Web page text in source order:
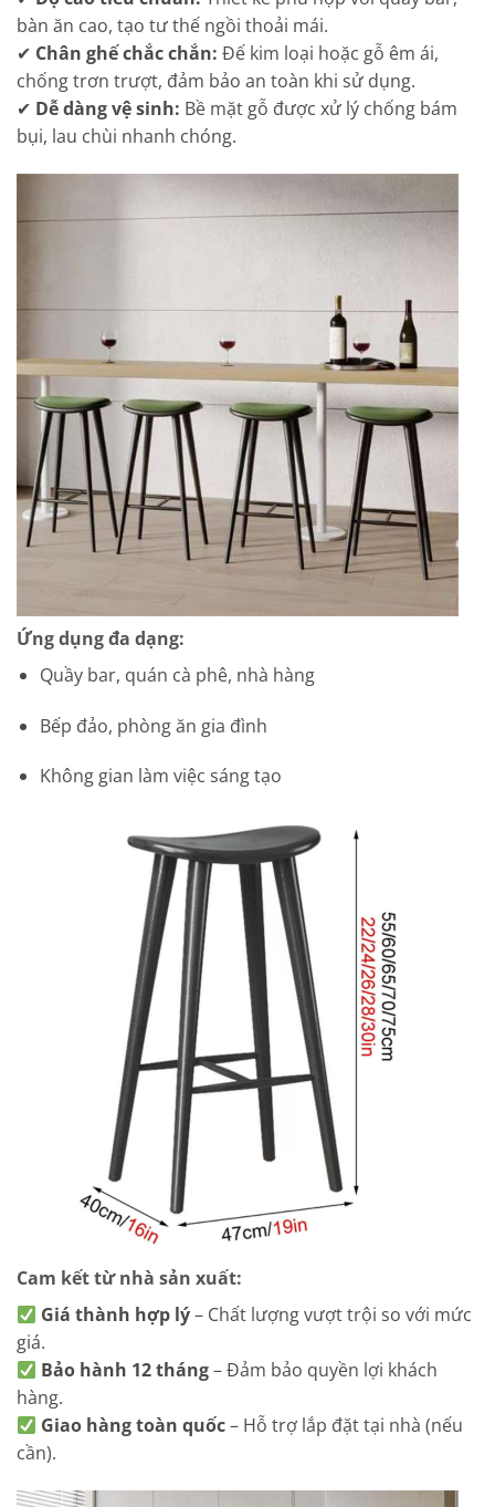
bàn ăn cao, tạo tư thế ngồi thoải mái.
✔ Chân ghế chắc chắn: Đế kim loại hoặc gỗ êm ái,
chống trơn trượt, đảm bảo an toàn khi sử dụng.
✔ Dễ dàng vệ sinh: Bề mặt gỗ được xử lý chống bám
bụi, lau chùi nhanh chóng.
Ứng dụng đa dạng:
Quầy bar, quán cà phê, nhà hàng
Bếp đảo, phòng ăn gia đình
Không gian làm việc sáng tạo
Cam kết từ nhà sản xuất:
Giá thành hợp lý– Chất lượng vượt trội so với mức
giá.
Bảo hành 12 tháng– Đảm bảo quyền lợi khách
hàng.
Giao hàng toàn quốc– Hỗ trợ lắp đặt tại nhà (nếu
cần).